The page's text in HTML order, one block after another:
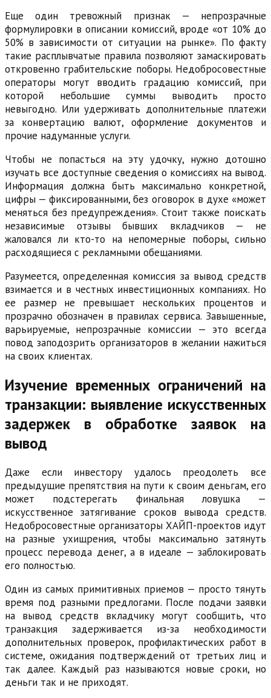
Еще один тревожный признак — непрозрачные
формулировки в описании комиссий, вроде «от 10% до
50% в зависимости от ситуации на рынке». По факту
такие расплывчатые правила позволяют замаскировать
откровенно грабительские поборы. Недобросовестные
операторы могут вводить градацию комиссий, при
которой небольшие суммы выводить просто
невыгодно. Или удерживать дополнительные платежи
за конвертацию валют, оформление документов и
прочие надуманные услуги.
Чтобы не попасться на эту удочку, нужно дотошно
изучать все доступные сведения о комиссиях на вывод.
Информация должна быть максимально конкретной,
цифры — фиксированными, без оговорок в духе «может
меняться без предупреждения». Стоит также поискать
независимые отзывы бывших вкладчиков — не
жаловался ли кто-то на непомерные поборы, сильно
расходящиеся с рекламными обещаниями.
Разумеется, определенная комиссия за вывод средств
взимается и в честных инвестиционных компаниях. Но
ее размер не превышает нескольких процентов и
прозрачно обозначен в правилах сервиса. Завышенные,
варьируемые, непрозрачные комиссии — это всегда
повод заподозрить организаторов в желании нажиться
на своих клиентах.
Изучение временных ограничений на
транзакции: выявление искусственных
задержек в обработке заявок на
вывод
Даже если инвестору удалось преодолеть все
предыдущие препятствия на пути к своим деньгам, его
может подстерегать финальная ловушка —
искусственное затягивание сроков вывода средств.
Недобросовестные организаторы ХАЙП-проектов идут
на разные ухищрения, чтобы максимально затянуть
процесс перевода денег, а в идеале — заблокировать
его полностью.
Один из самых примитивных приемов — просто тянуть
время под разными предлогами. После подачи заявки
на вывод средств вкладчику могут сообщить, что
транзакция задерживается из-за необходимости
дополнительных проверок, профилактических работ в
системе, ожидания подтверждений от третьих лиц и
так далее. Каждый раз называются новые сроки, но
деньги так и не приходят.